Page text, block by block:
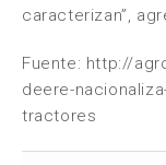
caracterizan”,
Fuente: http://
deere-
tractores